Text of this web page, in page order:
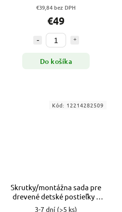
€39,84 bez DPH
€49
Do košíka
Skrutky/montážna sada pre
drevené detské postieľky a
kolísky
3-7 dní (>5 ks)
Kód: 12214282509